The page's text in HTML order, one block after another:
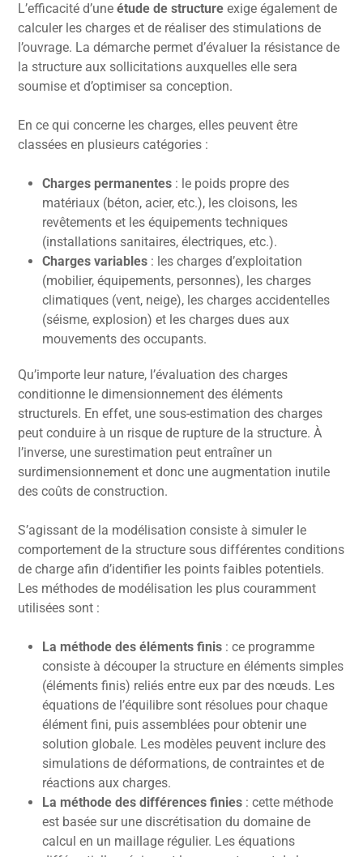
L’efficacité d’uneétude de structure exige également de
calculer les charges et de réaliser des stimulations de
l’ouvrage. La démarche permet d’évaluer la résistance de
la structure aux sollicitations auxquelles elle sera
soumise et d’optimiser sa conception.
En ce qui concerne les charges, elles peuvent être
classées en plusieurs catégories :
Charges permanentes : le poids propre des
matériaux (béton, acier, etc.), les cloisons, les
revêtements et les équipements techniques
(installations sanitaires, électriques, etc.).
Charges variables : les charges d’exploitation
(mobilier, équipements, personnes), les charges
climatiques (vent, neige), les charges accidentelles
(séisme, explosion) et les charges dues aux
mouvements des occupants.
Qu’importe leur nature, l’évaluation des charges
conditionne le dimensionnement des éléments
structurels. En effet, une sous-estimation des charges
peut conduire à un risque de rupture de la structure. À
l’inverse, une surestimation peut entraîner un
surdimensionnement et donc une augmentation inutile
des coûts de construction.
S’agissant de la modélisation consiste à simuler le
comportement de la structure sous différentes conditions
de charge afin d’identifier les points faibles potentiels.
Les méthodes de modélisation les plus couramment
utilisées sont :
La méthode des éléments finis : ce programme
consiste à découper la structure en éléments simples
(éléments finis) reliés entre eux par des nœuds. Les
équations de l’équilibre sont résolues pour chaque
élément fini, puis assemblées pour obtenir une
solution globale. Les modèles peuvent inclure des
simulations de déformations, de contraintes et de
réactions aux charges.
La méthode des différences finies : cette méthode
est basée sur une discrétisation du domaine de
calcul en un maillage régulier. Les équations